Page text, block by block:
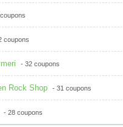
coupons
- 32 coupons
Rock Shop - 31 coupons
- 28 coupons